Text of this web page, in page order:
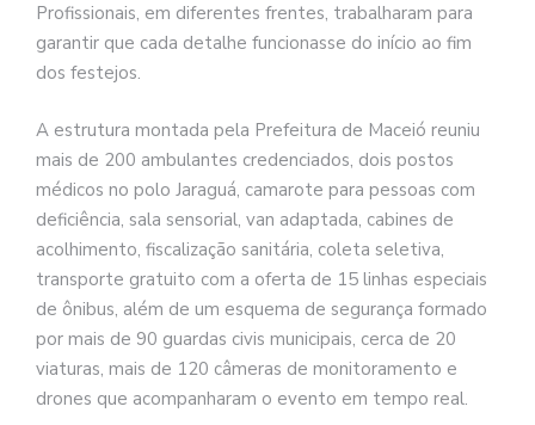
Profissionais, em diferentes frentes, trabalharam para
garantir que cada detalhe funcionasse do início ao fim
dos festejos.
A estrutura montada pela Prefeitura de Maceió reuniu
mais de 200 ambulantes credenciados, dois postos
médicos no polo Jaraguá, camarote para pessoas com
deficiência, sala sensorial, van adaptada, cabines de
acolhimento, fiscalização sanitária, coleta seletiva,
transporte gratuito com a oferta de 15 linhas especiais
de ônibus, além de um esquema de segurança formado
por mais de 90 guardas civis municipais, cerca de 20
viaturas, mais de 120 câmeras de monitoramento e
drones que acompanharam o evento em tempo real.